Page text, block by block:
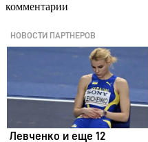
комментарии